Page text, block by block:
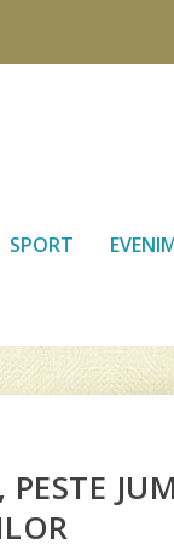
SPORT